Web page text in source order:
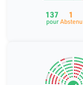
137
pour
1
Abstenu